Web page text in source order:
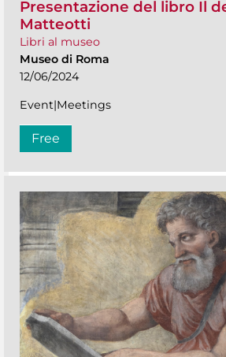
Presentazione del libro Il
Matteotti
Libri al museo
Museo di Roma
12/06/2024
Event|Meetings
Free